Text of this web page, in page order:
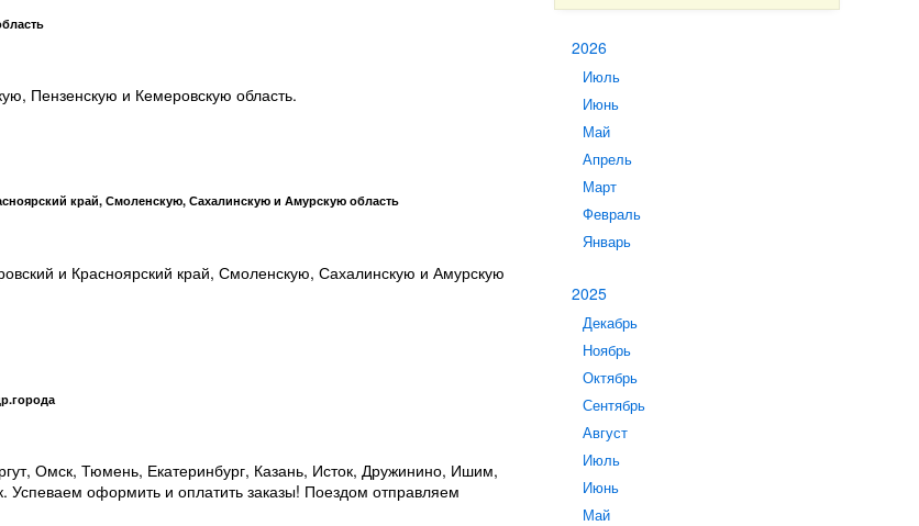
2026
Июль
Июнь
Май
Апрель
Март
Февраль
Январь
2025
Декабрь
Ноябрь
Октябрь
Сентябрь
Август
Июль
Июнь
Май
Пензенскую и Кемеровскую область.
край, Смоленскую, Сахалинскую и Амурскую область
и Красноярский край, Смоленскую, Сахалинскую и Амурскую
Омск, Тюмень, Екатеринбург, Казань, Исток, Дружинино, Ишим,
Успеваем оформить и оплатить заказы! Поездом отправляем